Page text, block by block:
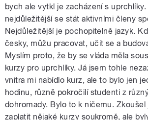
bych ale vytkl je zacházení s
nejdůležitější se stát aktivními členy
Nejdůležitější je pochopitelně jazyk.
česky, můžu pracovat, učit se a
Myslím proto, že by se vláda měla
kurzy pro uprchlíky. Já jsem tohle
vnitra mi nabídlo kurz, ale to bylo jen
hodinu, různě pokročilí studenti z
dohromady. Bylo to k ničemu. Zkoušel
zaplatit nějaké kurzy soukromě, ale